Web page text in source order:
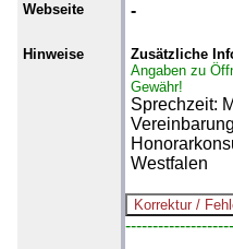
Webseite -
Hinweise
Zusätzliche
Angaben zu
Gewähr!
Sprechzeit:
Westfalen